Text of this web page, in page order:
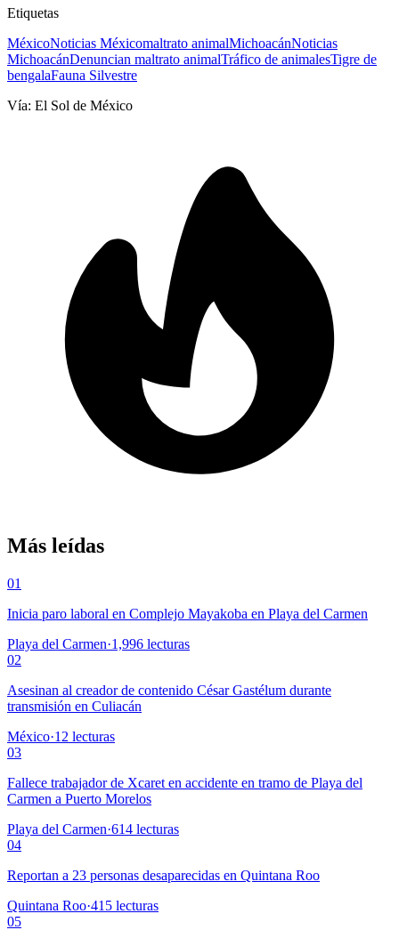
Etiquetas
MéxicoNoticias Méxicomaltrato animalMichoacánNoticias
MichoacánDenuncian maltrato animalTráfico de animalesTigre de
bengalaFauna Silvestre
Vía: El Sol de México
Más leídas
01
Inicia paro laboral en Complejo Mayakoba en Playa del Carmen
Playa del Carmen·1,996 lecturas
02
Asesinan al creador de contenido César Gastélum durante
transmisión en Culiacán
México·12 lecturas
03
Fallece trabajador de Xcaret en accidente en tramo de Playa del
Carmen a Puerto Morelos
Playa del Carmen·614 lecturas
04
Reportan a 23 personas desaparecidas en Quintana Roo
Quintana Roo·415 lecturas
05